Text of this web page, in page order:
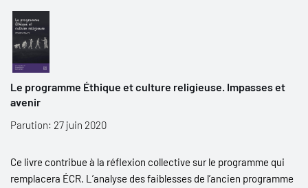
Le programme Éthique et culture religieuse. Impasses et
avenir
Parution: 27 juin 2020
Ce livre contribue à la réflexion collective sur le programme qui
remplacera ÉCR. L’analyse des faiblesses de l’ancien programme